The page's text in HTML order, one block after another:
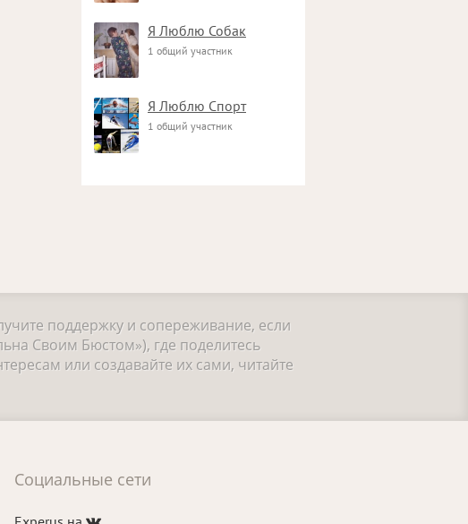
Я Люблю Собак
1 общий участник
Я Люблю Спорт
1 общий участник
поддержку и сопереживание, если
Своим Бюстом»), где поделитесь
или создавайте их сами, читайте
Социальные сети